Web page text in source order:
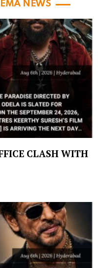
NEWS
CLASH WITH